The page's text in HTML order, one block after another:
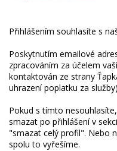
Přihlášením souhlasíte s
Poskytnutím emailové
zpracováním za účelem
kontaktován ze strany
uhrazení poplatku za
Pokud s tímto
smazat po přihlášení v
"smazat celý profil". Nebo
spolu to vyřešíme.